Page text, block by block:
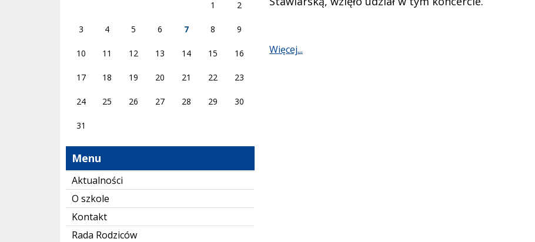
1 2
3 4 5 6 7 8 9
10 11 12 13 14 15 16
17 18 19 20 21 22 23
24 25 26 27 28 29 30
31
Menu
Aktualności
O szkole
Kontakt
Rada Rodziców
Więcej...